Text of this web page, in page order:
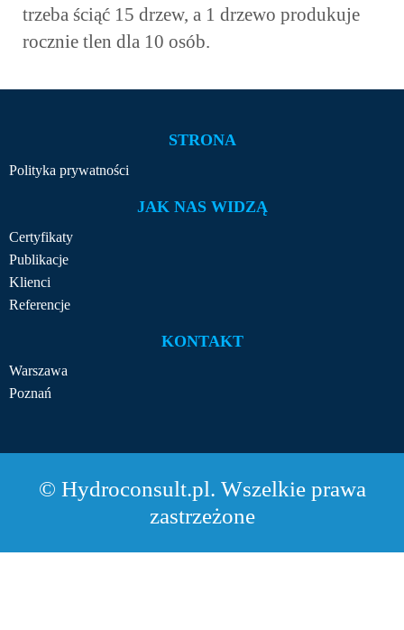
trzeba ściąć 15 drzew, a 1 drzewo produkuje
rocznie tlen dla 10 osób.
STRONA
Polityka prywatności
JAK NAS WIDZĄ
Certyfikaty
Publikacje
Klienci
Referencje
KONTAKT
Warszawa
Poznań
© Hydroconsult.pl. Wszelkie prawa
zastrzeżone